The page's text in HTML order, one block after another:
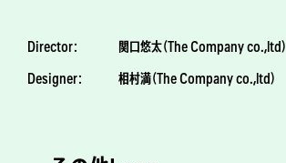
Director： 関口悠太（The Company co.,ltd）
Designer： 相村満（The Company co.,ltd）